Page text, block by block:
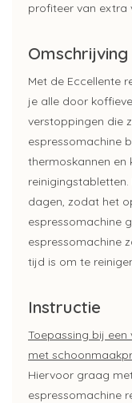
profiteer van extra
Omschrijving
Met de Eccellente
je alle door
verstoppingen die
espressomachine
thermoskannen
reinigingstabletten.
dagen, zodat het
espressomachine
espressomachine
tijd is om te
Instructie
Toepassing bij
met
Hiervoor graag
espressomachine